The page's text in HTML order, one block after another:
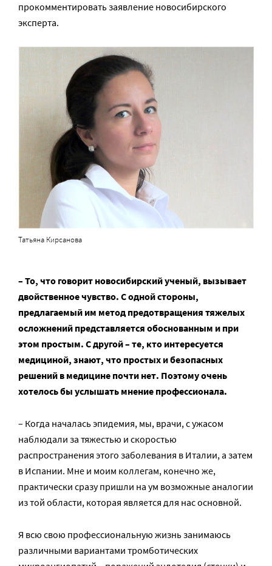
прокомментировать заявление новосибирского
эксперта.
Татьяна Кирсанова
– То, что говорит новосибирский ученый, вызывает
двойственное чувство. С одной стороны,
предлагаемый им метод предотвращения тяжелых
осложнений представляется обоснованным и при
этом простым. С другой – те, кто интересуется
медициной, знают, что простых и безопасных
решений в медицине почти нет. Поэтому очень
хотелось бы услышать мнение профессионала.
– Когда началась эпидемия, мы, врачи, с ужасом
наблюдали за тяжестью и скоростью
распространения этого заболевания в Италии, а затем
в Испании. Мне и моим коллегам, конечно же,
практически сразу пришли на ум возможные аналогии
из той области, которая является для нас основной.
Я всю свою профессиональную жизнь занимаюсь
различными вариантами тромботических